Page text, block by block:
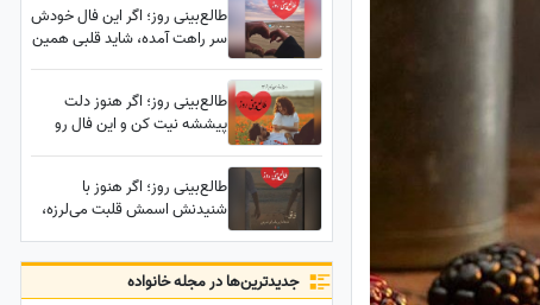
طالع‌بینی روز؛ اگر این فال خودش
سر راهت آمده، شاید قلبی همین
بشنوی، اشکت را در می‌آورد /
پنج‌شنبه 8 مرداد 1405
طالع‌بینی روز؛ اگر هنوز دلت
پیششه نیت کن و این فال رو
مرداد 1405
طالع‌بینی روز؛ اگر هنوز با
شنیدنش اسمش قلبت می‌لرزه،
اتفاق غیرمنتظره همه چیز رو
تغییر میده
جدید‌ترین‌ها در مجله خانواده